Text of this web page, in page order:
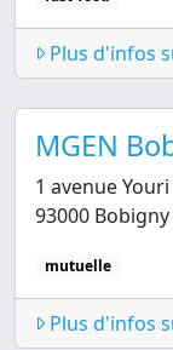
Plus d'infos
MGEN
1 avenue
93000 Bobigny
mutuelle
Plus d'infos